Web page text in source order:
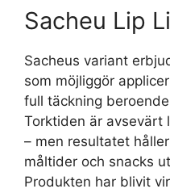
Sacheu Lip
Sacheus variant
som möjliggör
full täckning
Torktiden är avsevärt
– men resultatet
måltider och snacks
Produkten har blivit